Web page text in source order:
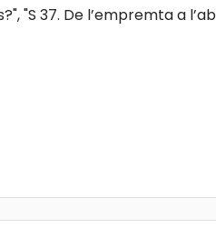
"S 37. De l’empremta a